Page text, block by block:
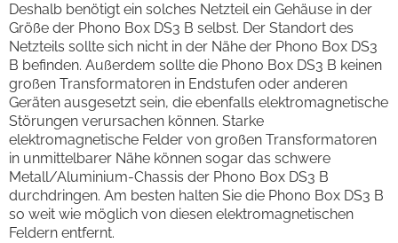
Deshalb benötigt ein solches Netzteil ein Gehäuse in der
Größe der Phono Box DS3 B selbst. Der Standort des
Netzteils sollte sich nicht in der Nähe der Phono Box DS3
B befinden. Außerdem sollte die Phono Box DS3 B keinen
großen Transformatoren in Endstufen oder anderen
Geräten ausgesetzt sein, die ebenfalls elektromagnetische
Störungen verursachen können. Starke
elektromagnetische Felder von großen Transformatoren
in unmittelbarer Nähe können sogar das schwere
Metall/Aluminium-Chassis der Phono Box DS3 B
durchdringen. Am besten halten Sie die Phono Box DS3 B
so weit wie möglich von diesen elektromagnetischen
Feldern entfernt.